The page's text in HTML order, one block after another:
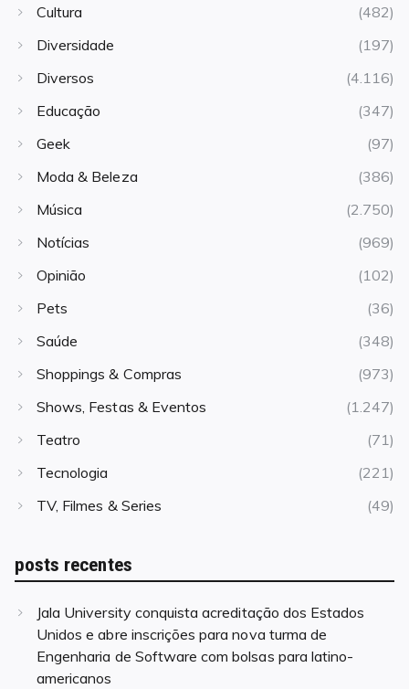
Cultura
(482)
Diversidade
(197)
Diversos
(4.116)
Educação
(347)
Geek
(97)
Moda & Beleza
(386)
Música
(2.750)
Notícias
(969)
Opinião
(102)
Pets
(36)
Saúde
(348)
Shoppings & Compras
(973)
Shows, Festas & Eventos
(1.247)
Teatro
(71)
Tecnologia
(221)
TV, Filmes & Series
(49)
posts recentes
Jala University conquista acreditação dos Estados
Unidos e abre inscrições para nova turma de
Engenharia de Software com bolsas para latino-
americanos